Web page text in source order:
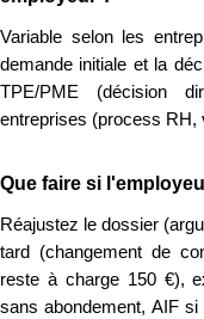
Variable selon les
demande initiale et la
TPE/PME (décision
entreprises (process RH,
Que faire si
Réajustez le dossier
tard (changement de
reste à charge 150 €),
sans abondement, AIF